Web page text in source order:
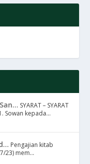
SYARAT – SYARAT
Sowan kepada...
Pengajian kitab
23) mem...